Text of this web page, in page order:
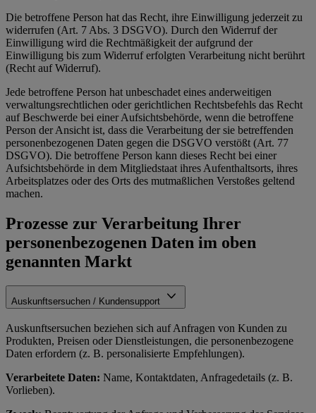
Die betroffene Person hat das Recht, ihre Einwilligung jederzeit zu
widerrufen (Art. 7 Abs. 3 DSGVO). Durch den Widerruf der
Einwilligung wird die Rechtmäßigkeit der aufgrund der
Einwilligung bis zum Widerruf erfolgten Verarbeitung nicht berührt
(Recht auf Widerruf).
Jede betroffene Person hat unbeschadet eines anderweitigen
verwaltungsrechtlichen oder gerichtlichen Rechtsbefehls das Recht
auf Beschwerde bei einer Aufsichtsbehörde, wenn die betroffene
Person der Ansicht ist, dass die Verarbeitung der sie betreffenden
personenbezogenen Daten gegen die DSGVO verstößt (Art. 77
DSGVO). Die betroffene Person kann dieses Recht bei einer
Aufsichtsbehörde in dem Mitgliedstaat ihres Aufenthaltsorts, ihres
Arbeitsplatzes oder des Orts des mutmaßlichen Verstoßes geltend
machen.
Prozesse zur Verarbeitung Ihrer
personenbezogenen Daten im oben
genannten Markt
Auskunftsersuchen / Kundensupport
Auskunftsersuchen beziehen sich auf Anfragen von Kunden zu
Produkten, Preisen oder Dienstleistungen, die personenbezogene
Daten erfordern (z. B. personalisierte Empfehlungen).
Verarbeitete Daten: Name, Kontaktdaten, Anfragedetails (z. B.
Vorlieben).